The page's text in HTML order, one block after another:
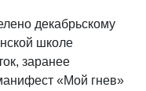
декабрьскому
школе
заранее
«Мой гнев»